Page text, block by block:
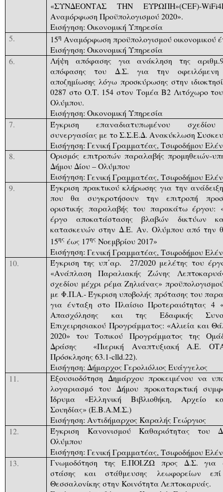
«ΣΥΝΔΕΟΝΤΑΣ ΤΗΝ ΕΥΡΩΠΗ»(CEF)-WiFi4
Αναμόρφωση Προϋπολογισμού 2020».
Εισήγηση: Οικονομική Υπηρεσία
5.
15η Αναμόρφωση προϋπολογισμού οικονομικού
Εισήγηση: Οικονομική Υπηρεσία
6.
Λήψη απόφασης για ανάκληση της
απόφασης του Δ.Σ. για την οφειλόμενη
αποζημίωσης λόγω προσκύρωσης στην
0287 στο Ο.Τ. 154 στον Τομέα Β2 Λιτόχωρο
Ολύμπου.
Εισήγηση: Οικονομική Υπηρεσία
7.
Έγκριση επαναδιατυπωμένου
συνεργασίας με το Σ.Σ.Ε.Δ. Ανακύκλωση
Εισήγηση: Γενική Γραμματέας, Τσιφοδήμου
8.
Ορισμός επιτροπών παραλαβής προμηθειών-
Δήμου Δίου – Ολύμπου
Εισήγηση: Γενική Γραμματέας, Τσιφοδήμου
9.
Έγκριση πρακτικού κλήρωσης για την
που θα συγκροτήσουν την επιτροπή
οριστικής παραλαβής του παρακάτω έργου:
έργο αποκατάστασης βλαβών δικτύων
κατασκευών στην Δ.Ε. Αν. Ολύμπου από την
15ης έως 17ης Νοεμβρίου 2017»
Εισήγηση: Γενική Γραμματέας, Τσιφοδήμου
10.
Έγκριση της υπ΄αρ. 27/2020 μελέτηςτου
«Ανάπλαση Παραλιακής Ζώνης
σχεδίου μέχρι ρέμα Ζηλιάνας»
με Φ.Π.Α.-Έγκριση υποβολής πρότασης του
για ένταξη στο Πλαίσιο Προτεραιότητας 4
Απασχόλησης και της Εδαφικής
Επιχειρησιακού Προγράμματος: «Αλιεία και
2020» του Τοπικού Προγράμματος της
Δράσης
«Πιερική Αναπτυξιακή Α.Ε.
Πρόσκλησης 63.1-clld.22).
Εισήγηση: Δήμαρχος Γερολιόλιος Ευάγγελος
11.
Εξουσιοδότηση Δημάρχου προκειμένου να
λογαριασμό του Δήμου προκαταρκτική
Ίδρυμα «Ελληνική Βιβλιοθήκη, Αρχείο
Σουηδίας» (Ε.Β.Α.Μ.Σ.)
Εισήγηση: Αντιδήμαρχος Καραλής Γεώργιος
12.
Έγκριση Κανονισμού Καθαριότητας του
Ολύμπου
Εισήγηση: Γενική Γραμματέας, Τσιφοδήμου
13.
Γνωμοδότηση της Ε.ΠΟΙ.ΖΩ προς Δ.Σ. για
στάσης και στάθμευσης λεωφορείων
Θεσσαλονίκης στην Κοινότητα Λεπτοκαρυάς.